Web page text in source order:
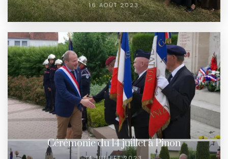
16 AOÛT 2023
Cérémonie du 14 juillet à Pinon